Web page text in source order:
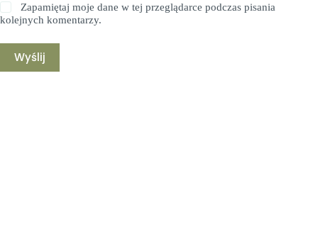
Zapamiętaj moje dane w tej przeglądarce podczas pisania
kolejnych komentarzy.
Wyślij